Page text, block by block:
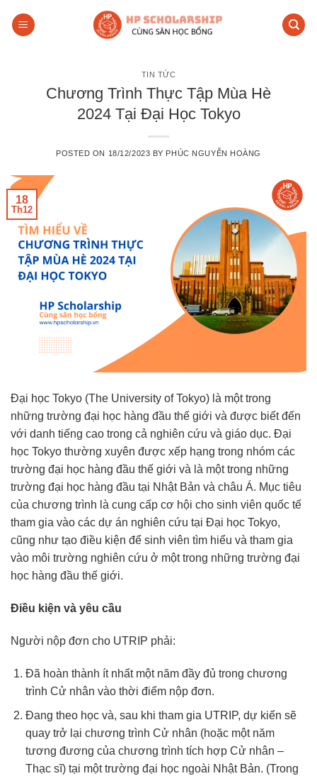
TIN TỨC
Chương Trình Thực Tập Mùa Hè
2024 Tại Đại Học Tokyo
POSTED ON 18/12/2023 BY PHÚC NGUYỄN HOÀNG
18
Th12
Đại học Tokyo (The University of Tokyo) là một trong
những trường đại học hàng đầu thế giới và được biết đến
với danh tiếng cao trong cả nghiên cứu và giáo dục. Đại
học Tokyo thường xuyên được xếp hạng trong nhóm các
trường đại học hàng đầu thế giới và là một trong những
trường đại học hàng đầu tại Nhật Bản và châu Á. Mục tiêu
của chương trình là cung cấp cơ hội cho sinh viên quốc tế
tham gia vào các dự án nghiên cứu tại Đại học Tokyo,
cũng như tạo điều kiện để sinh viên tìm hiểu và tham gia
vào môi trường nghiên cứu ở một trong những trường đại
học hàng đầu thế giới.
Điều kiện và yêu cầu
Người nộp đơn cho UTRIP phải:
Đã hoàn thành ít nhất một năm đầy đủ trong chương
trình Cử nhân vào thời điểm nộp đơn.
Đang theo học và, sau khi tham gia UTRIP, dự kiến sẽ
quay trở lại chương trình Cử nhân (hoặc một năm
tương đương của chương trình tích hợp Cử nhân –
Thạc sĩ) tại một trường đại học ngoài Nhật Bản. (Trong